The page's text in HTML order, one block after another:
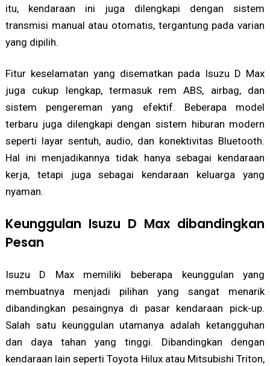
itu, kendaraan ini juga dilengkapi dengan sistem
transmisi manual atau otomatis, tergantung pada varian
yang dipilih.
Fitur keselamatan yang disematkan pada Isuzu D Max
juga cukup lengkap, termasuk rem ABS, airbag, dan
sistem pengereman yang efektif. Beberapa model
terbaru juga dilengkapi dengan sistem hiburan modern
seperti layar sentuh, audio, dan konektivitas Bluetooth.
Hal ini menjadikannya tidak hanya sebagai kendaraan
kerja, tetapi juga sebagai kendaraan keluarga yang
nyaman.
Keunggulan Isuzu D Max dibandingkan
Pesan
Isuzu D Max memiliki beberapa keunggulan yang
membuatnya menjadi pilihan yang sangat menarik
dibandingkan pesaingnya di pasar kendaraan pick-up.
Salah satu keunggulan utamanya adalah ketangguhan
dan daya tahan yang tinggi. Dibandingkan dengan
kendaraan lain seperti Toyota Hilux atau Mitsubishi Triton,